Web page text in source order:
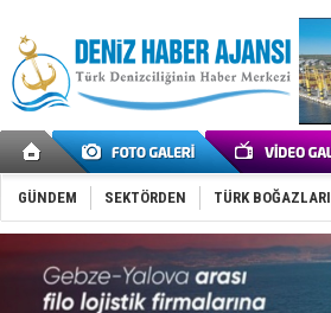
GÜNDEM SEKTÖRDEN TÜRK BOĞAZLARI